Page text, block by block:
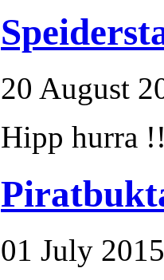
20 August
Hipp hurra
01 July 2015